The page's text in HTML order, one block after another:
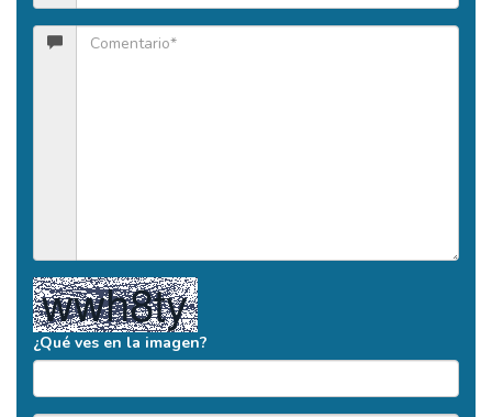
¿Qué ves en la imagen?